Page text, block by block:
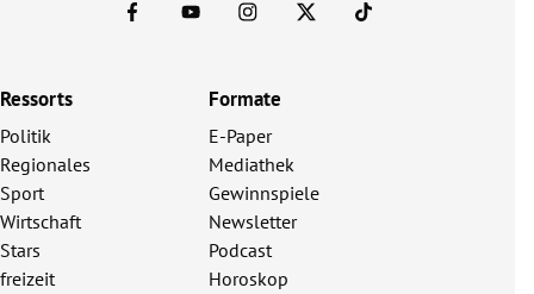
Ressorts
Politik
Regionales
Sport
Wirtschaft
Stars
freizeit
Formate
E-Paper
Mediathek
Gewinnspiele
Newsletter
Podcast
Horoskop